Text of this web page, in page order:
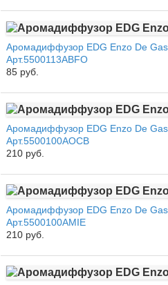
Аромадиффузор EDG Enzo De
Арт.5500113ABFO
85 руб.
Аромадиффузор EDG Enzo De
Арт.5500100AOCB
210 руб.
Аромадиффузор EDG Enzo De
Арт.5500100AMIE
210 руб.